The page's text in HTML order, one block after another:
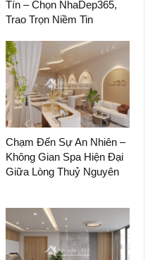
Tín – Chọn NhaDep365,
Trao Trọn Niềm Tin
Chạm Đến Sự An Nhiên –
Không Gian Spa Hiện Đại
Giữa Lòng Thuỷ Nguyên